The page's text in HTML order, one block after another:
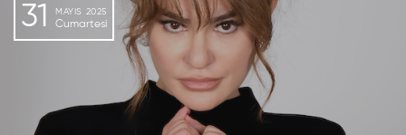
31 MAYIS 2025
Cumartesi